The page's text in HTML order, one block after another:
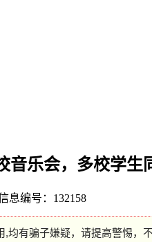
音乐会，多校学生
息编号：132158
均有骗子嫌疑，请提高警惕，